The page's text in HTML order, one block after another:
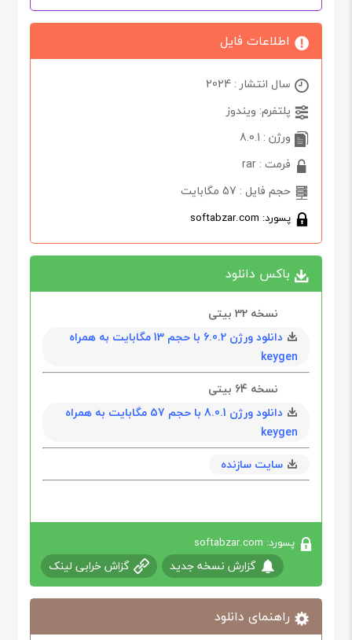
اطلاعات فایل
سال انتشار : 2024
پلتفرم: ویندوز
ورژن : 8.0.1
فرمت : rar
حجم فایل : 57 مگابایت
پسورد: softabzar.com
باکس دانلود
نسخه 32 بیتی
دانلود ورژن 6.0.2 با حجم 13 مگابايت به همراه
keygen
نسخه 64 بیتی
دانلود ورژن 8.0.1 با حجم 57 مگابايت به همراه
keygen
سایت سازنده
پسورد: softabzar.com
گزارش نسخه جدید گزاش خرابی لینک
راهنمای دانلود